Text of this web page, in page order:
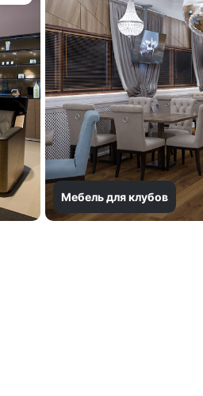
Мебель для клубов